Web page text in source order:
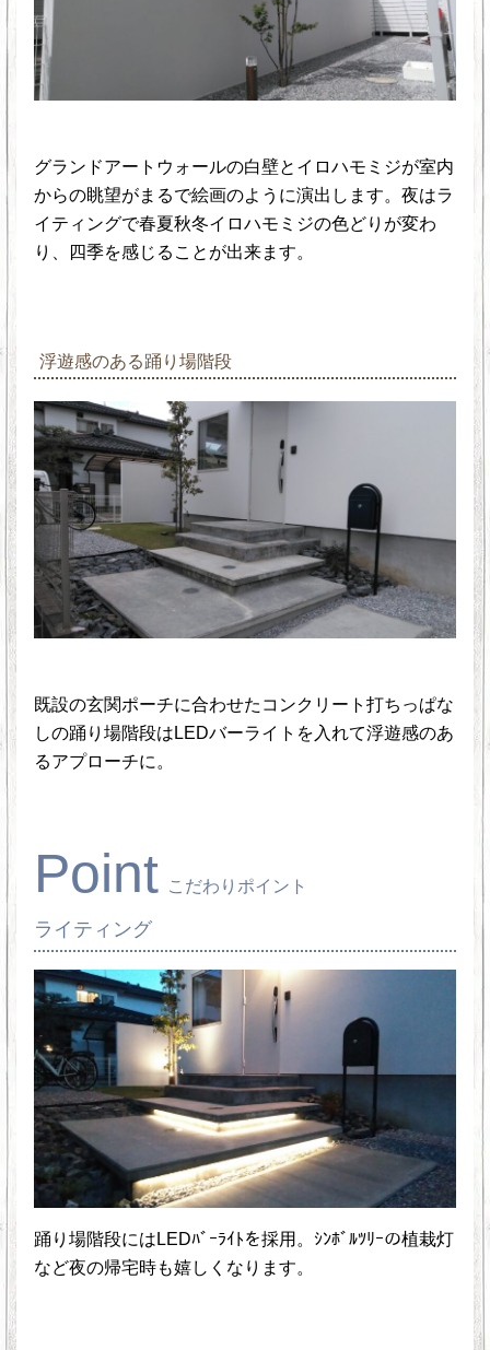
グランドアートウォールの白壁とイロハモミジが室内
からの眺望がまるで絵画のように演出します。夜はラ
イティングで春夏秋冬イロハモミジの色どりが変わ
り、四季を感じることが出来ます。
浮遊感のある踊り場階段
既設の玄関ポーチに合わせたコンクリート打ちっぱな
しの踊り場階段はLEDバーライトを入れて浮遊感のあ
るアプローチに。
Point こだわりポイント
ライティング
踊り場階段にはLEDﾊﾞｰﾗｲﾄを採用。ｼﾝﾎﾞﾙﾂﾘｰの植栽灯
など夜の帰宅時も嬉しくなります。